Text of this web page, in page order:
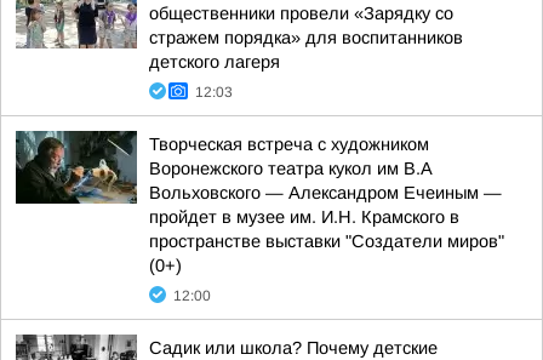
общественники провели «Зарядку со
стражем порядка» для воспитанников
детского лагеря
12:03
Творческая встреча с художником
Воронежского театра кукол им В.А
Вольховского — Александром Ечеиным —
пройдет в музее им. И.Н. Крамского в
пространстве выставки "Создатели миров"
(0+)
12:00
Садик или школа? Почему детские